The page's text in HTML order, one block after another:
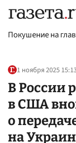
Покушение на
1 ноября 2025
В России
в США
о
на